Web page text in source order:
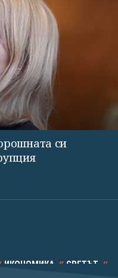
си
ИКОНОМИКА СВЕТЪТ